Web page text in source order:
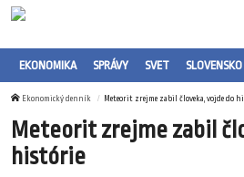
EKONOMIKA SPRÁVY SVET SLOVENSKO
Ekonomický denník Meteorit zrejme zabil človeka, vojde do
Meteorit zrejme zabil
histórie